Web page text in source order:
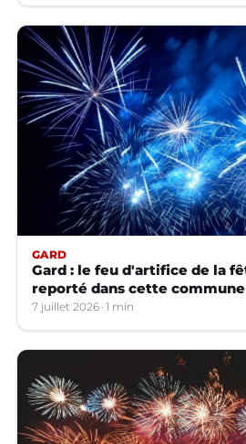
GARD
Gard : le feu d'artifice de la
reporté dans cette commune
7 juillet 2026 1 min